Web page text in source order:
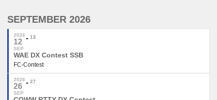
SEPTEMBER 2026
2026
12
SEP
13
WAE DX Contest SSB
FC-Contest
2026
26
SEP
27